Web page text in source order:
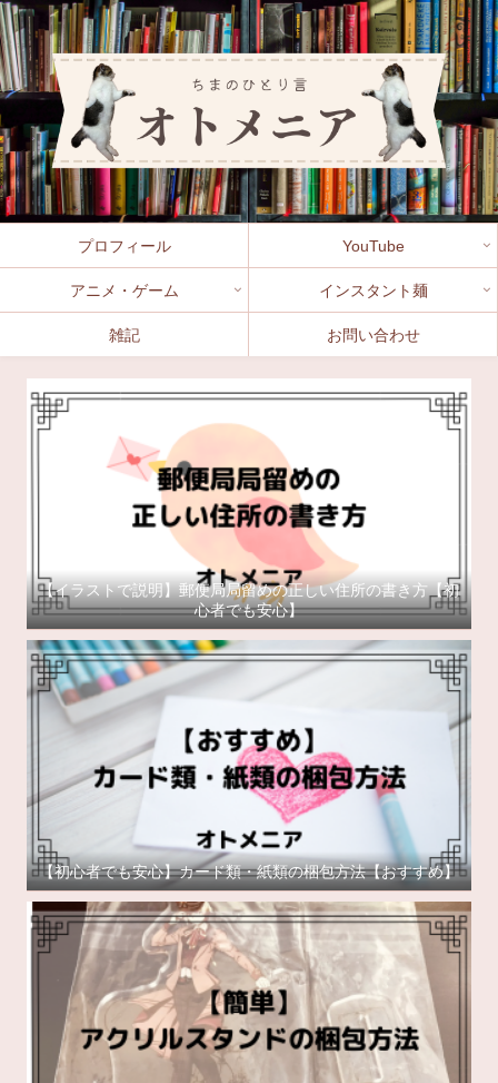
プロフィール YouTube
アニメ・ゲーム インスタント麺
雑記 お問い合わせ
【イラストで説明】郵便局局留めの正しい住所の書き方【初
心者でも安心】
【初心者でも安心】カード類・紙類の梱包方法【おすすめ】